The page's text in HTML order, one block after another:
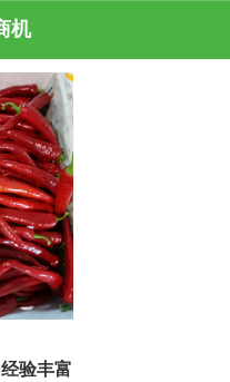
机
验丰富